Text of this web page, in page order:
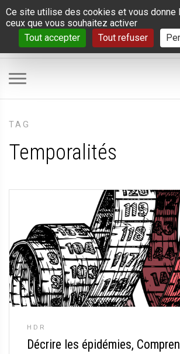
Panneau de gestion des cookies
Ce site utilise des cookies et vous donne
ceux que vous souhaitez activer
Tout accepter
Tout refuser
TAG
Temporalités
HDR
Décrire les épidémies,